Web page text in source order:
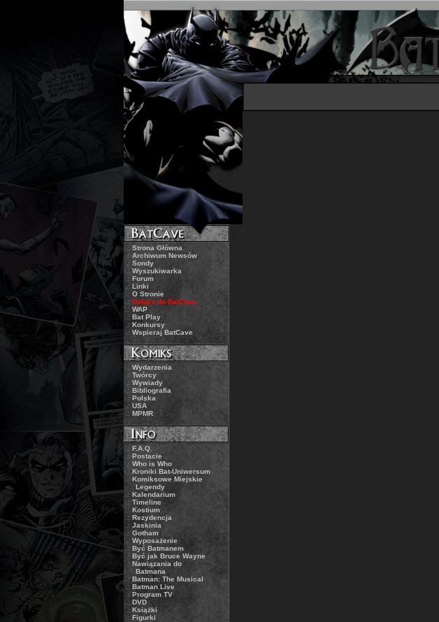
.: Strona Główna
.: Archiwum Newsów
.: Sondy
.:Wyszukiwarka
.: Forum
.: Linki
.: O Stronie
.: Dołącz do BatCave
.: WAP
.: Bat Play
.: Konkursy
.: Wspieraj BatCave
.: Wydarzenia
.: Twórcy
.: Wywiady
.:Bibliografia
.: Polska
.: USA
.: MPMR
.: F.A.Q.
.: Postacie
.: Who is Who
.:Kroniki Bat-Uniwersum
.: Komiksowe Miejskie
Legendy
.: Kalendarium
.: Timeline
.: Kostium
.: Rezydencja
.: Jaskinia
.: Gotham
.:Wyposażenie
.: Być Batmanem
.: Być jak Bruce Wayne
.: Nawiązania do
Batmana
.:Batman: The Musical
.: Batman Live
.: Program TV
.: DVD
.:Książki
.: Figurki